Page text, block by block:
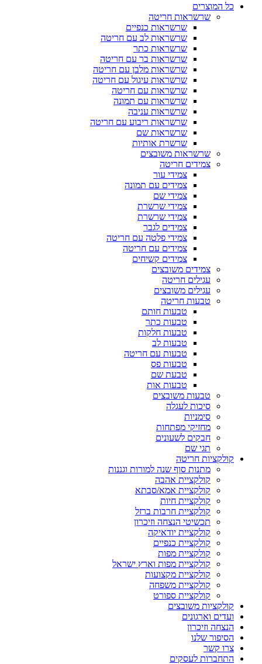
כל המוצרים
שרשראות חריטה
שרשראות כנפיים
שרשראות לב עם חריטה
שרשראות כתר
שרשראות בר עם חריטה
שרשראות מלבן עם חריטה
שרשראות עיגול עם חריטה
שרשראות עם חריטה
שרשראות עם תמונה
שרשראות עניבה
שרשראות ריבוע עם חריטה
שרשראות שם
שרשרת אותיות
שרשראות משובצים
צמידים חריטה
צמידי עור
צמידים עם תמונה
צמידי שם
צמידי שרשרת
צמידי שרשרת
צמידים לגבר
צמידי פלטה עם חריטה
צמידים עם חריטה
צמידים קשיחים
צמידים משובצים
עגילים חריטה
עגילים משובצים
טבעות חריטה
טבעות חותם
טבעות כתר
טבעות חלקות
טבעות לב
טבעות עם חריטה
טבעות פס
טבעת שם
טבעות אות
טבעות משובצים
סיכות לעגלה
סימניות
מחזיקי מפתחות
חבקים לשעונים
תגי שם
קולקציות חריטה
מתנות סוף שנה למורות וגננות
קולקציית אהבה
קולקציית אמא/סבתא
קולקציית חיות
קולקציית חרבות ברזל
תכשיטי הנצחה וזיכרון
קולקציית יודאיקה
קולקציית כנפיים
קולקציית מפות
קולקציית מפות וארץ ישראל
קולקציית מקצועות
קולקציית משפחה
קולקציית ספורט
קולקציות משובצים
ועדים וארגונים
הנצחה וזיכרון
הסיפור שלנו
צרו קשר
התחברות לעסקים